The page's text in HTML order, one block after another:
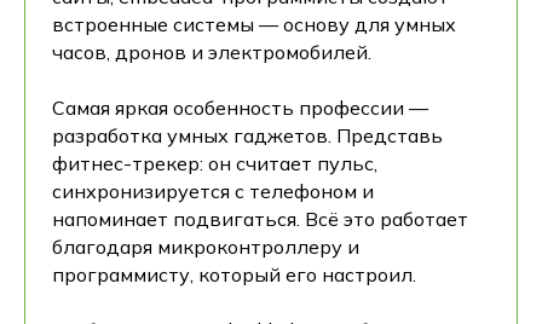
встроенные системы — основу для умных
часов, дронов и электромобилей.
Самая яркая особенность профессии —
разработка умных гаджетов. Представь
фитнес-трекер: он считает пульс,
синхронизируется с телефоном и
напоминает подвигаться. Всё это работает
благодаря микроконтроллеру и
программисту, который его настроил.